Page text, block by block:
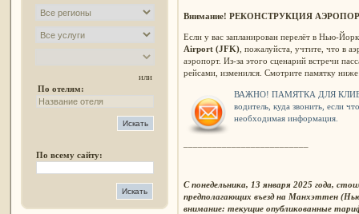
или
По отелям:
По всему сайту:
Внимание! РЕКОНСТРУКЦИЯ
Если у вас запланирован перелёт в Нью-
Airport (JFK), пожалуйста, учтите, что в
аэропорт. Из-за этого сценарий встречи
рейсами, изменился. Смотрите памятку
ВАЖНО! ПАМЯТКА ДЛЯ
водитель, куда звонить, если
необходимая информация.
С понедельника, 13 января 2025 года,
предполагающих въезд на Манхэттен
внимание: текущие опубликованные